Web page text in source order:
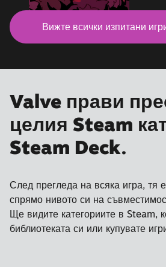
Вижте всички изпитани
Valve прави
целия Steam
Steam Deck.
След прегледа на всяка игра, тя
спрямо нивото си на
Ще видите категориите в Steam,
библиотеката си или купувате